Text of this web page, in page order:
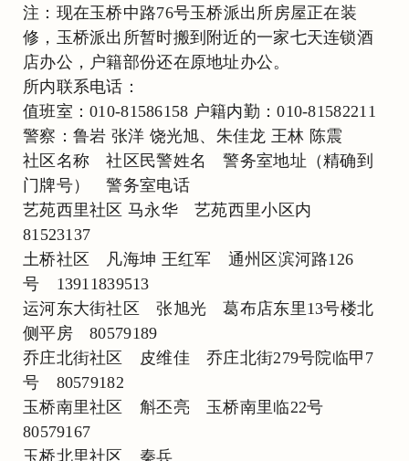
注：现在玉桥中路76号玉桥派出所房屋正在装
修，玉桥派出所暂时搬到附近的一家七天连锁酒
店办公，户籍部份还在原地址办公。
所内联系电话：
值班室：010-81586158 户籍内勤：010-81582211
警察：鲁岩 张洋 饶光旭、朱佳龙 王林 陈震
社区名称 社区民警姓名 警务室地址（精确到
门牌号） 警务室电话
艺苑西里社区 马永华 艺苑西里小区内
81523137
土桥社区 凡海坤 王红军 通州区滨河路126
号 13911839513
运河东大街社区 张旭光 葛布店东里13号楼北
侧平房 80579189
乔庄北街社区 皮维佳 乔庄北街279号院临甲7
号 80579182
玉桥南里社区 斛丕亮 玉桥南里临22号
80579167
玉桥北里社区 秦兵